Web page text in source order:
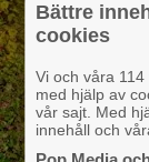
Bättre
cookies
Vi och våra 114
med hjälp av
vår sajt. Med
innehåll och